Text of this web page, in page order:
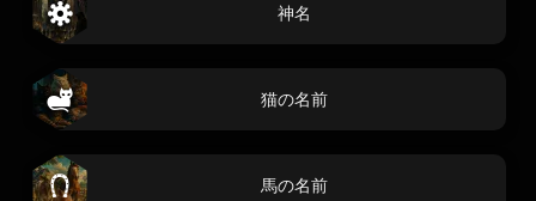
神名
猫の名前
馬の名前